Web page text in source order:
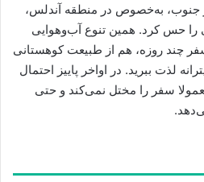
دارد و در جنوب، به‌خصوص در منطقه آندلس،
حس کرد. همین تنوع آب‌وهوایی
چند روزه، هم از طبیعت کوهستانی
لذت ببرید. در اواخر پاییز احتمال
سفر را مختل نمی‌کند و حتی